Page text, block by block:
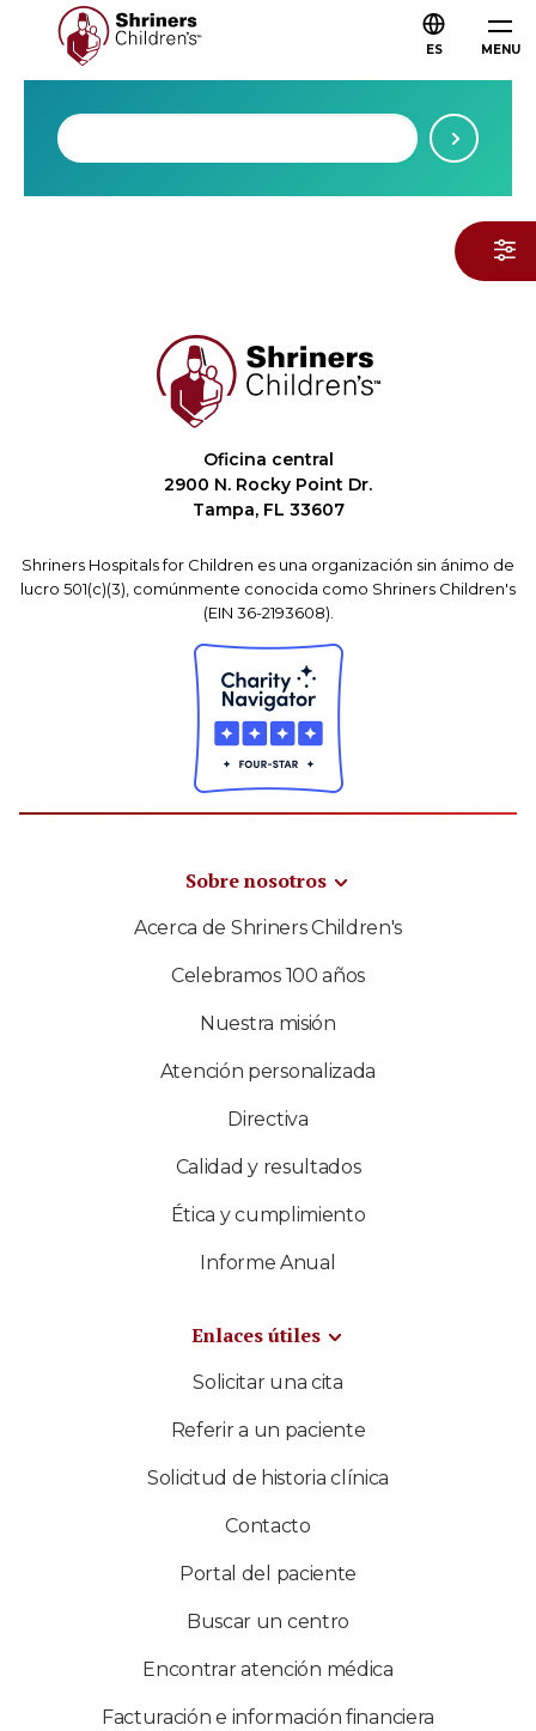
MENU
ES
Oficina central
2900 N. Rocky Point Dr.
Tampa, FL 33607
Shriners Hospitals for Children es una organización sin ánimo de
lucro 501(c)(3), comúnmente conocida como Shriners Children's
(EIN 36-2193608).
Sobre nosotros
Acerca de Shriners Children's
Celebramos 100 años
Nuestra misión
Atención personalizada
Directiva
Calidad y resultados
Ética y cumplimiento
Informe Anual
Enlaces útiles
Solicitar una cita
Referir a un paciente
Solicitud de historia clínica
Contacto
Portal del paciente
Buscar un centro
Encontrar atención médica
Facturación e información financiera